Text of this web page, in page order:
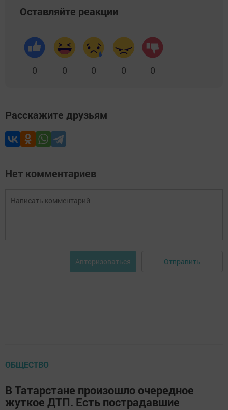
Оставляйте реакции
0 0 0 0 0
Расскажите друзьям
Нет комментариев
Авторизоваться Отправить
ОБЩЕСТВО
В Татарстане произошло очередное
жуткое ДТП. Есть пострадавшие